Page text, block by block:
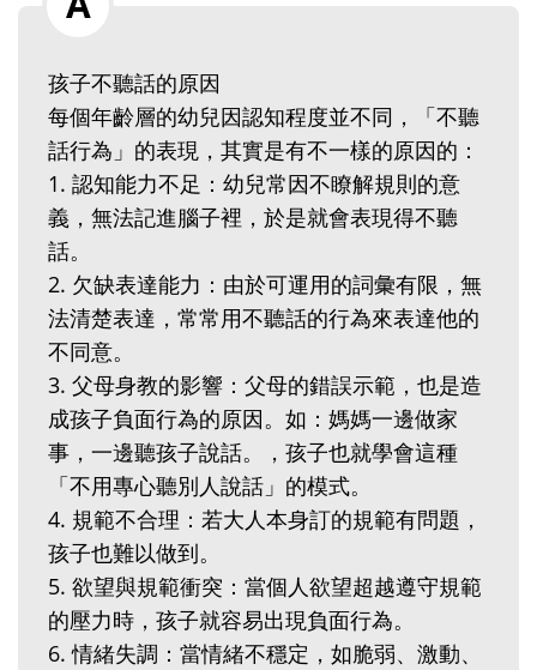
孩子不聽話的原因
每個年齡層的幼兒因認知程度並不同，「不聽
話行為」的表現，其實是有不一樣的原因的：
1. 認知能力不足：幼兒常因不瞭解規則的意
義，無法記進腦子裡，於是就會表現得不聽
話。
2. 欠缺表達能力：由於可運用的詞彙有限，無
法清楚表達，常常用不聽話的行為來表達他的
不同意。
3. 父母身教的影響：父母的錯誤示範，也是造
成孩子負面行為的原因。如：媽媽一邊做家
事，一邊聽孩子說話。，孩子也就學會這種
「不用專心聽別人說話」的模式。
4. 規範不合理：若大人本身訂的規範有問題，
孩子也難以做到。
5. 欲望與規範衝突：當個人欲望超越遵守規範
的壓力時，孩子就容易出現負面行為。
6. 情緒失調：當情緒不穩定，如脆弱、激動、